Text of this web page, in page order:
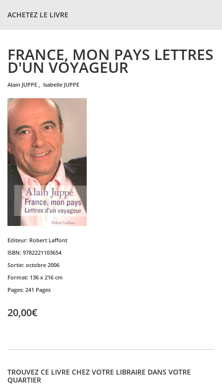
ACHETEZ LE LIVRE
FRANCE, MON PAYS LETTRES
D'UN VOYAGEUR
alain JUPPE , isabelle JUPPE
Editeur: Robert Laffont
ISBN: 9782221103654
Sortie: octobre 2006
Format: 136 x 216 cm
Pages: 241 Pages
20,00€
TROUVEZ CE LIVRE CHEZ VOTRE LIBRAIRE DANS VOTRE
QUARTIER